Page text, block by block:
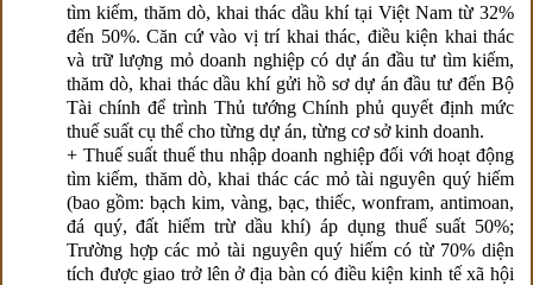
tìm kiếm, thăm dò, khai thác dầu khí tại Việt Nam từ 32%
đến 50%. Căn cứ vào vị trí khai thác, điều kiện khai thác
và trữ lượng mỏ doanh nghiệp có dự án đầu tư tìm kiếm,
thăm dò, khai thác dầu khí gửi hồ sơ dự án đầu tư đến Bộ
Tài chính để trình Thủ tướng Chính phủ quyết định mức
thuế suất cụ thể cho từng dự án, từng cơ sở kinh doanh.
+ Thuế suất thuế thu nhập doanh nghiệp đối với hoạt động
tìm kiếm, thăm dò, khai thác các mỏ tài nguyên quý hiếm
(bao gồm: bạch kim, vàng, bạc, thiếc, wonfram, antimoan,
đá quý, đất hiếm trừ dầu khí) áp dụng thuế suất 50%;
Trường hợp các mỏ tài nguyên quý hiếm có từ 70% diện
tích được giao trở lên ở địa bàn có điều kiện kinh tế xã hội